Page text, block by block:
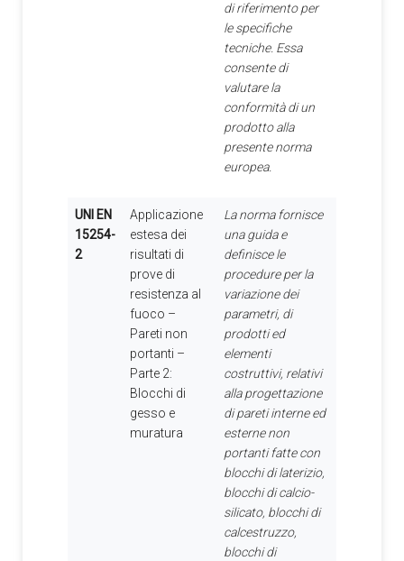
di riferimento per
le specifiche
tecniche. Essa
consente di
valutare la
conformità di un
prodotto alla
presente norma
europea.
UNI EN
15254-
2
Applicazione
estesa dei
risultati di
prove di
resistenza al
fuoco –
Pareti non
portanti –
Parte 2:
Blocchi di
gesso e
muratura
La norma fornisce
una guida e
definisce le
procedure per la
variazione dei
parametri, di
prodotti ed
elementi
costruttivi, relativi
alla progettazione
di pareti interne ed
esterne non
portanti fatte con
blocchi di laterizio,
blocchi di calcio-
silicato, blocchi di
calcestruzzo,
blocchi di